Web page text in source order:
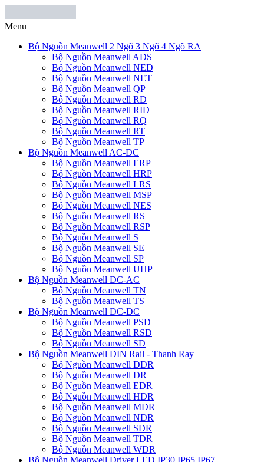
Menu
Bộ Nguồn Meanwell 2 Ngõ 3 Ngõ 4 Ngõ RA
Bộ Nguồn Meanwell ADS
Bộ Nguồn Meanwell NED
Bộ Nguồn Meanwell NET
Bộ Nguồn Meanwell QP
Bộ Nguồn Meanwell RD
Bộ Nguồn Meanwell RID
Bộ Nguồn Meanwell RQ
Bộ Nguồn Meanwell RT
Bộ Nguồn Meanwell TP
Bộ Nguồn Meanwell AC-DC
Bộ Nguồn Meanwell ERP
Bộ Nguồn Meanwell HRP
Bộ Nguồn Meanwell LRS
Bộ Nguồn Meanwell MSP
Bộ Nguồn Meanwell NES
Bộ Nguồn Meanwell RS
Bộ Nguồn Meanwell RSP
Bộ Nguồn Meanwell S
Bộ Nguồn Meanwell SE
Bộ Nguồn Meanwell SP
Bộ Nguồn Meanwell UHP
Bộ Nguồn Meanwell DC-AC
Bộ Nguồn Meanwell TN
Bộ Nguồn Meanwell TS
Bộ Nguồn Meanwell DC-DC
Bộ Nguồn Meanwell PSD
Bộ Nguồn Meanwell RSD
Bộ Nguồn Meanwell SD
Bộ Nguồn Meanwell DIN Rail - Thanh Ray
Bộ Nguồn Meanwell DDR
Bộ Nguồn Meanwell DR
Bộ Nguồn Meanwell EDR
Bộ Nguồn Meanwell HDR
Bộ Nguồn Meanwell MDR
Bộ Nguồn Meanwell NDR
Bộ Nguồn Meanwell SDR
Bộ Nguồn Meanwell TDR
Bộ Nguồn Meanwell WDR
Bộ Nguồn Meanwell Driver LED IP30 IP65 IP67